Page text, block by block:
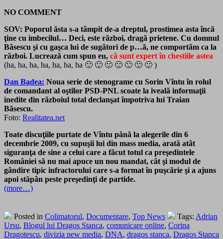
NO COMMENT
SOV: Poporul ăsta s-a tâmpit de-a dreptul, prostimea asta încă
ţine cu imbecilul… Deci, este război, dragă prietene. Cu domnul
Băsescu şi cu gaşca lui de sugători de p…ă, ne comportăm ca la
război. Lucrează cum spun eu, că sunt expert în chestiile astea
(ha, ha, ha, ha, ha, ha, ha 🙂 🙂 🙂 🙂 🙂 🙂 🙂 )
Dan Badea: Noua serie de stenograme cu Sorin Vîntu în rolul
de comandant al oştilor PSD-PNL scoate la iveală informaţii
inedite din războiul total declanşat împotriva lui Traian
Băsescu.
Foto: Realitatea.net
Toate discuţiile purtate de Vîntu pånă la alegerile din 6
decembrie 2009, cu supuşii lui din mass media, arată atât
siguranţa de sine a celui care a făcut totul ca preşedintele
României să nu mai apuce un nou mandat, cât şi modul de
gândire tipic infractorului care s-a format în puşcărie şi a ajuns
apoi stăpân peste preşedinţi de partide.
(more…)
Posted in Colimatorul, Documentare, Top News Tags: Adrian
Ursu, Blogul lui Dragos Stanca, comunicare online, Corina
Dragotescu, divizia new media, DNA, dragos stanca, Dragos Stanca